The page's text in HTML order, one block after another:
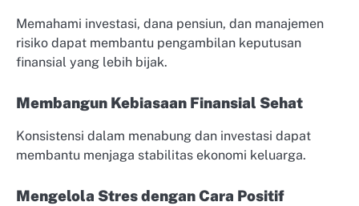
Memahami investasi, dana pensiun, dan manajemen
risiko dapat membantu pengambilan keputusan
finansial yang lebih bijak.
Membangun Kebiasaan Finansial Sehat
Konsistensi dalam menabung dan investasi dapat
membantu menjaga stabilitas ekonomi keluarga.
Mengelola Stres dengan Cara Positif